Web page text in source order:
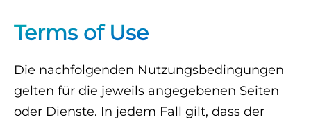
Terms of Use
Die nachfolgenden Nutzungsbedingungen
gelten für die jeweils angegebenen Seiten
oder Dienste. In jedem Fall gilt, dass der